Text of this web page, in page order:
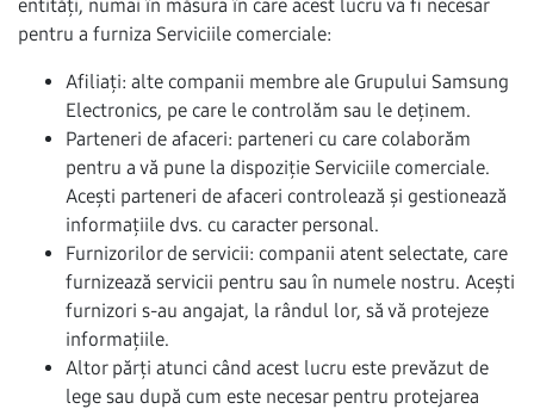
entități, numai în măsura în care acest lucru va fi necesar
pentru a furniza Serviciile comerciale:
Afiliați: alte companii membre ale Grupului Samsung
Electronics, pe care le controlăm sau le deținem.
Parteneri de afaceri: parteneri cu care colaborăm
pentru a vă pune la dispoziție Serviciile comerciale.
Acești parteneri de afaceri controlează și gestionează
informațiile dvs. cu caracter personal.
Furnizorilor de servicii: companii atent selectate, care
furnizează servicii pentru sau în numele nostru. Acești
furnizori s-au angajat, la rândul lor, să vă protejeze
informațiile.
Altor părți atunci când acest lucru este prevăzut de
lege sau după cum este necesar pentru protejarea